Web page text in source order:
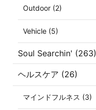
Outdoor (2)
Vehicle (5)
Soul Searchin' (263)
ヘルスケア (26)
マインドフルネス (3)